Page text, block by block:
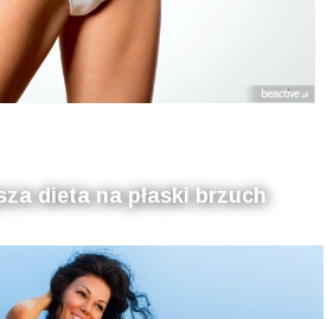
dieta na płaski brzuch